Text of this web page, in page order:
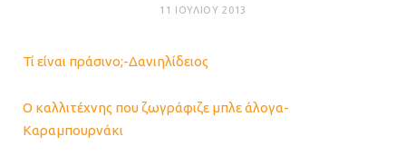
11 ΙΟΥΛΊΟΥ 2013
Τί είναι πράσινο;-Δανιηλίδειος
Ο καλλιτέχνης που ζωγράφιζε μπλε άλογα-
Καραμπουρνάκι